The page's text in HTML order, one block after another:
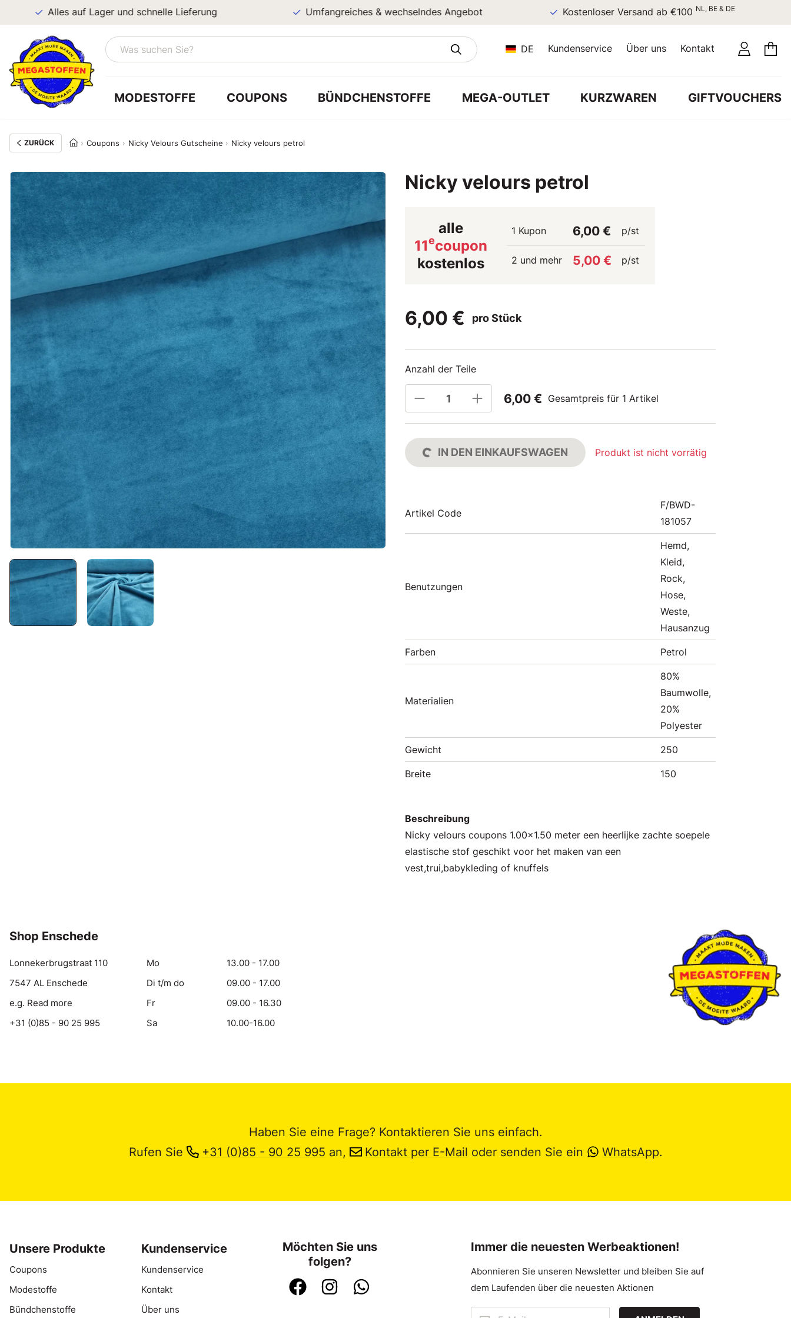
Alles auf Lager und schnelle Lieferung Umfangreiches & wechselndes Angebot Kostenloser Versand ab €100NL, BE & DE
DE Kundenservice Über uns Kontakt
MODESTOFFE COUPONS BÜNDCHENSTOFFE MEGA-OUTLET KURZWAREN GIFTVOUCHERS
ZURÜCK Coupons Nicky Velours Gutscheine Nicky velours petrol
Nicky velours petrol
alle
11ecoupon
kostenlos
1 Kupon 6,00 € p/st
2 und mehr 5,00 € p/st
6,00 € pro Stück
Anzahl der Teile
6,00 € Gesamtpreis für 1 Artikel
IN DEN EINKAUFSWAGEN Produkt ist nicht vorrätig
Artikel Code
F/BWD-
181057
Benutzungen
Hemd,
Kleid,
Rock,
Hose,
Weste,
Hausanzug
Farben Petrol
Materialien
80%
Baumwolle,
20%
Polyester
Gewicht 250
Breite 150
Beschreibung
Nicky velours coupons 1.00x1.50 meter een heerlijke zachte soepele
elastische stof geschikt voor het maken van een
vest,trui,babykleding of knuffels
Shop Enschede
Lonnekerbrugstraat 110
7547 AL Enschede
e.g. Read more
+31 (0)85 - 90 25 995
Mo
13.00 - 17.00
Di t/m do
09.00 - 17.00
Fr
09.00 - 16.30
Sa
10.00-16.00
Haben Sie eine Frage? Kontaktieren Sie uns einfach.
Rufen Sie
+31 (0)85 - 90 25 995 an, Kontakt per E-Mail oder senden Sie ein WhatsApp.
Unsere Produkte
Coupons
Modestoffe
Bündchenstoffe
Kundenservice
Kundenservice
Kontakt
Über uns
Möchten Sie uns
folgen?
Immer die neuesten Werbeaktionen!
Abonnieren Sie unseren Newsletter und bleiben Sie auf
dem Laufenden über die neuesten Aktionen